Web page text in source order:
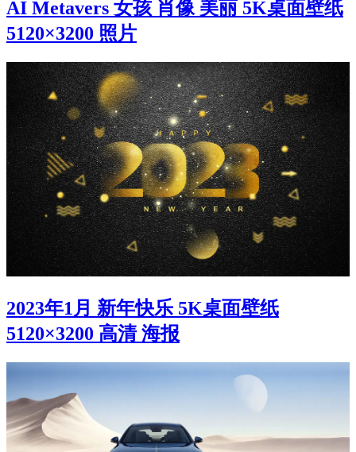
AI Metavers 女孩 肖像 美丽 5K桌面壁纸
5120×3200 照片
2023年1月 新年快乐 5K桌面壁纸
5120×3200 高清 海报